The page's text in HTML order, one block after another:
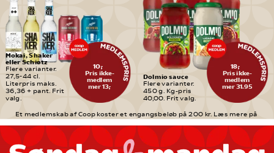
18,-
Pris ikke-
medlem
mer 31.95
Dolmio sauce
Flere varianter.
450 g. Kg-pris
40,00. Frit valg.
Et medlemskab af Coop koster et engangsbeløb på 200 kr. Læs mere på
10,-
Pris ikke-
medlem
mer 13,-
Mokai, Shaker
eller Schiøtz
Flere varianter.
27,5-44 cl.
Literpris maks.
36,36 + pant. Frit
valg.